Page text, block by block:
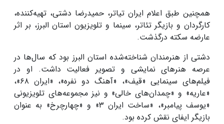
همچنین طبق اعلام ایران تیاتر، حمیدرضا دشتی، تهیه‌کننده،
کارگردان و بازیگر تئاتر، سینما و تلویزیون استان البرز، بر اثر
عارضه سکته درگذشت.
دشتی از هنرمندان شناخته‌شده استان البرز بود که سال‌ها در
عرصه هنرهای نمایشی و تصویر فعالیت داشت. او در
فیلم‌های سینمایی «قیف»، «آهنگ دو نفره»، «ایران ۶۸»،
«عاریه» و «چمدان‌های خالی» و نیز مجموعه‌های تلویزیونی
«یوسف پیامبر»، «ساخت ایران ۳» و «چهارچرخ» به عنوان
بازیگر ایفای نقش کرده بود.